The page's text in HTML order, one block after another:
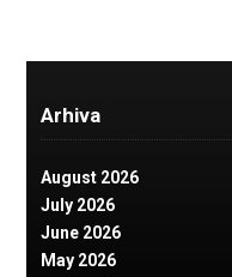
Arhiva
August 2026
July 2026
June 2026
May 2026